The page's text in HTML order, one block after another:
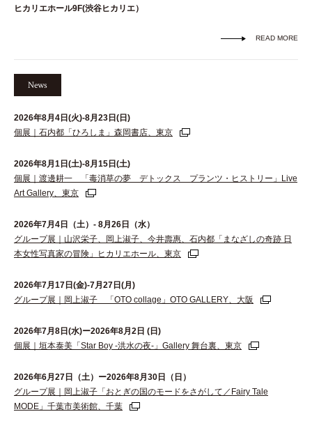
ヒカリエホール9F(渋谷ヒカリエ）
READ MORE
News
2026年8月4日(火)-8月23日(日)
個展｜石内都「ひろしま」森岡書店、東京
2026年8月1日(土)-8月15日(土)
個展｜渡邊耕一 「毒消草の夢 デトックス プランツ・ヒストリー」Live
Art Gallery、東京
2026年7月4日（土）- 8月26日（水）
グループ展｜山沢栄子、岡上淑子、今井壽惠、石内都「まなざしの奇跡 日
本女性写真家の冒険」ヒカリエホール、東京
2026年7月17日(金)-7月27日(月)
グループ展｜岡上淑子 「OTO collage」OTO GALLERY、大阪
2026年7月8日(水)ー2026年8月2日 (日)
個展｜垣本泰美「Star Boy -洪水の夜-」Gallery 舞台裏、東京
2026年6⽉27⽇（⼟）ー2026年8⽉30⽇（⽇）
グループ展｜岡上淑子「おとぎの国のモードをさがして／Fairy Tale
MODE」千葉市美術館、千葉